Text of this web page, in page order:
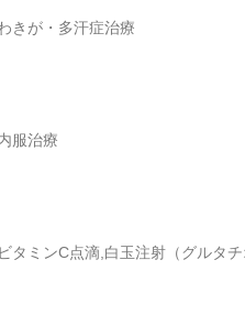
きが・多汗症治療
服治療
タミンC点滴,白玉注射（グルタ